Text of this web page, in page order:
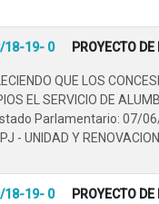
18-19- 0 PROYECTO DE
QUE LOS
EL SERVICIO DE
Parlamentario: 07/
- UNIDAD Y RENOVACION
18-19- 0 PROYECTO DE